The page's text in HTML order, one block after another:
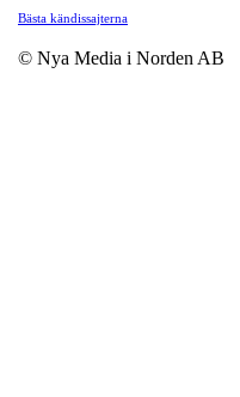
Bästa kändissajterna
© Nya Media i Norden AB